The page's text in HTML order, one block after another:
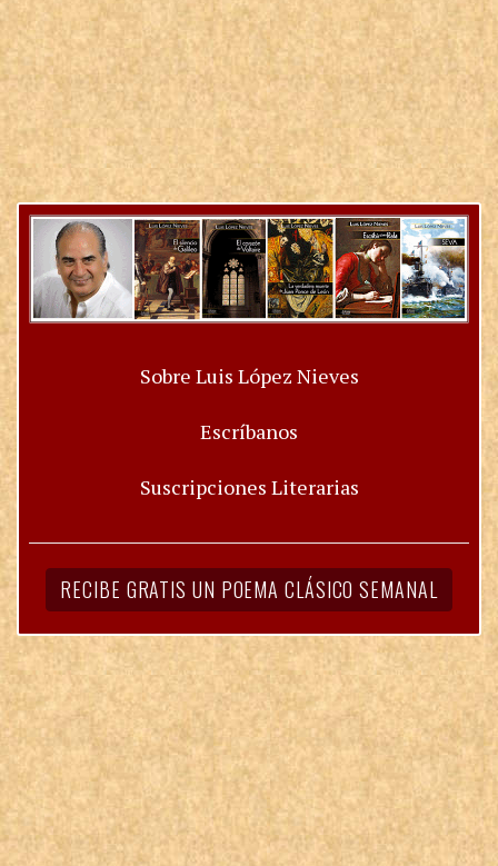
Sobre Luis López Nieves
Escríbanos
Suscripciones Literarias
RECIBE GRATIS UN POEMA CLÁSICO SEMANAL